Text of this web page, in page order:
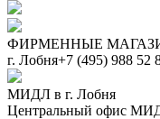
ФИРМЕННЫЕ
г. Лобня+7 (495) 988 52
МИДЛ в г. Лобня
Центральный офис